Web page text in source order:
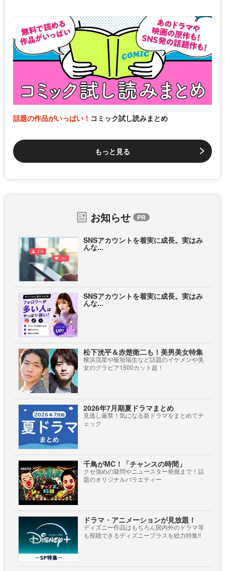
話題の作品がいっぱい！ コミック試し読みまとめ
もっと見る
お知らせ
SNSアカウントを着実に成長。実はみ
んな...
SNSアカウントを着実に成長。実はみ
んな...
松下洸平＆赤楚衛二も！美男美女特集
横浜流星や板垣瑞生など話題のイケメンや美
女のグラビア1500カット超！
2026年7月期夏ドラマまとめ
見逃し厳禁！気になる新ドラマをまとめてチ
ェック
千鳥がMC！「チャンスの時間」
クセ強めの疑問やニュースター発掘まで！話
題のオリジナルバラエティー
ドラマ・アニメーションが見放題！
ディズニー作品はもちろん国内外のドラマ等
も視聴できるディズニープラスを総力特集!!